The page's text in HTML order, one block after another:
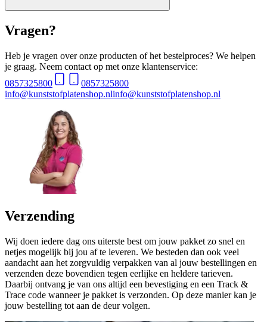
Vragen?
Heb je vragen over onze producten of het bestelproces? We helpen
je graag. Neem contact op met onze klantenservice:
0857325800
0857325800
info@kunststofplatenshop.nlinfo@kunststofplatenshop.nl
Verzending
Wij doen iedere dag ons uiterste best om jouw pakket zo snel en
netjes mogelijk bij jou af te leveren. We besteden dan ook veel
aandacht aan het zorgvuldig verpakken van al jouw bestellingen en
verzenden deze bovendien tegen eerlijke en heldere tarieven.
Daarbij ontvang je van ons altijd een bevestiging en een Track &
Trace code wanneer je pakket is verzonden. Op deze manier kan je
jouw bestelling tot aan de deur volgen.